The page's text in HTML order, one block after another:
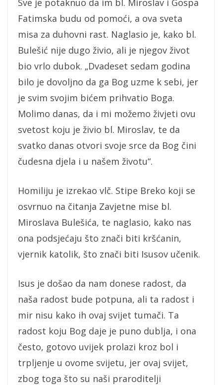
Sve je potaknuo da im bl. Miroslav i Gospa
Fatimska budu od pomoći, a ova sveta
misa za duhovni rast. Naglasio je, kako bl.
Bulešić nije dugo živio, ali je njegov život
bio vrlo dubok. „Dvadeset sedam godina
bilo je dovoljno da ga Bog uzme k sebi, jer
je svim svojim bićem prihvatio Boga.
Molimo danas, da i mi možemo živjeti ovu
svetost koju je živio bl. Miroslav, te da
svatko danas otvori svoje srce da Bog čini
čudesna djela i u našem životu“.
Homiliju je izrekao vlč. Stipe Breko koji se
osvrnuo na čitanja Zavjetne mise bl.
Miroslava Bulešića, te naglasio, kako nas
ona podsjećaju što znači biti kršćanin,
vjernik katolik, što znači biti Isusov učenik.
Isus je došao da nam donese radost, da
naša radost bude potpuna, ali ta radost i
mir nisu kako ih ovaj svijet tumači. Ta
radost koju Bog daje je puno dublja, i ona
često, gotovo uvijek prolazi kroz bol i
trpljenje u ovome svijetu, jer ovaj svijet,
zbog toga što su naši praroditelji